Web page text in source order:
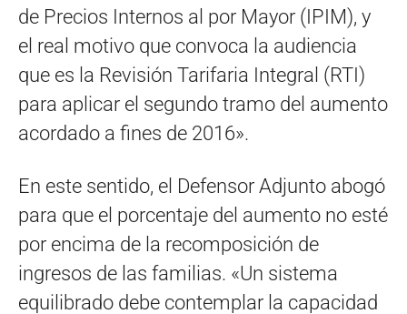
de Precios Internos al por Mayor (IPIM), y
el real motivo que convoca la audiencia
que es la Revisión Tarifaria Integral (RTI)
para aplicar el segundo tramo del aumento
acordado a fines de 2016».
En este sentido, el Defensor Adjunto abogó
para que el porcentaje del aumento no esté
por encima de la recomposición de
ingresos de las familias. «Un sistema
equilibrado debe contemplar la capacidad